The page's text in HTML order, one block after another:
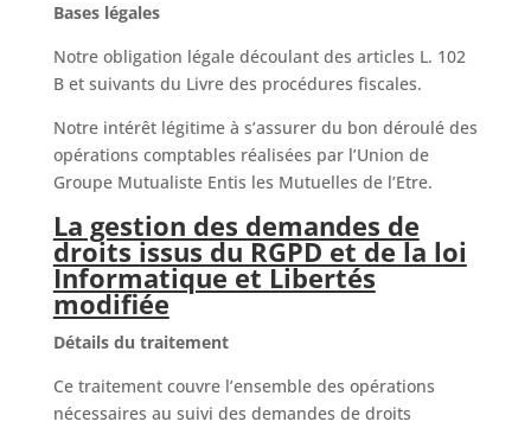
Bases légales
Notre obligation légale découlant des articles L. 102
B et suivants du Livre des procédures fiscales.
Notre intérêt légitime à s’assurer du bon déroulé des
opérations comptables réalisées par l’Union de
Groupe Mutualiste Entis les Mutuelles de l’Etre.
La gestion des demandes de
droits issus du RGPD et de la loi
Informatique et Libertés
modifiée
Détails du traitement
Ce traitement couvre l’ensemble des opérations
nécessaires au suivi des demandes de droits